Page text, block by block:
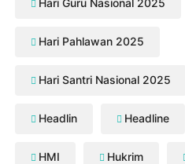
Hari Pahlawan 2025
Hari Santri Nasional 2025
Headlin Headline
HMI Hukrim